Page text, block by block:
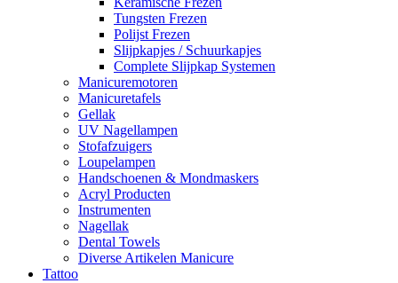
Tungsten Frezen
Polijst Frezen
Slijpkapjes / Schuurkapjes
Complete Slijpkap Systemen
Manicuremotoren
Manicuretafels
Gellak
UV Nagellampen
Stofafzuigers
Loupelampen
Handschoenen & Mondmaskers
Acryl Producten
Instrumenten
Nagellak
Dental Towels
Diverse Artikelen Manicure
Tattoo